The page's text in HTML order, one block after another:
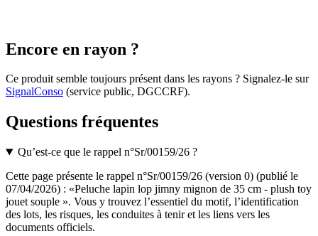
Encore en rayon ?
Ce produit semble toujours présent dans les rayons ? Signalez-le sur
SignalConso (service public, DGCCRF).
Questions fréquentes
Qu’est-ce que le rappel n°Sr/00159/26 ?
Cette page présente le rappel n°Sr/00159/26 (version 0) (publié le
07/04/2026) : «Peluche lapin lop jimny mignon de 35 cm - plush toy
jouet souple ». Vous y trouvez l’essentiel du motif, l’identification
des lots, les risques, les conduites à tenir et les liens vers les
documents officiels.